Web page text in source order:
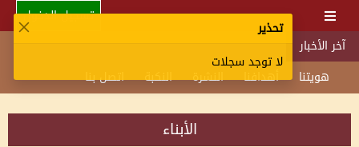
تسجيل الدخول
آخر الأخبار
هويتنا
أهدافنا النشرة النكبة اتصل بنا
الأبناء
تحذير
لا توجد سجلات